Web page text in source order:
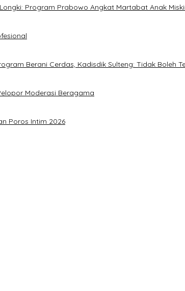
Program Prabowo Angkat Martabat Anak
Berani Cerdas, Kadisdik Sulteng: Tidak Boleh
Moderasi Beragama
Poros Intim 2026